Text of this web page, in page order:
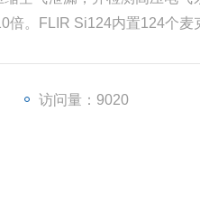
倍。FLIR Si124内置124个麦
访问量：9020